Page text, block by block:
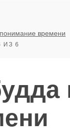
времени
ИЗ 6